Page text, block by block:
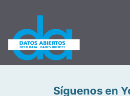
Síguenos en